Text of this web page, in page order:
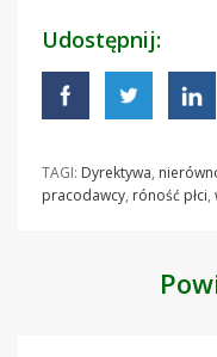
Udostępnij:
TAGI: Dyrektywa,
pracodawcy, róność płci,